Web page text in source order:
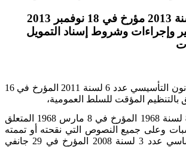
أمر عدد 5183 لسنة 2013 مؤرخ في 18 نوفمبر 2013
وإجراءات وشروط إسناد التمويل
بعد الاطلاع على القانون التأسيسي عدد 6 لسنة 2011 المؤرخ في 16
وعلى القانون عدد 8 لسنة 1968 المؤرخ في 8 مارس 1968 المتعلق
وعلى جميع النصوص التي نقحته أو تممته
وخاصة القانون الأساسي عدد 3 لسنة 2008 المؤرخ في 29 جانفي